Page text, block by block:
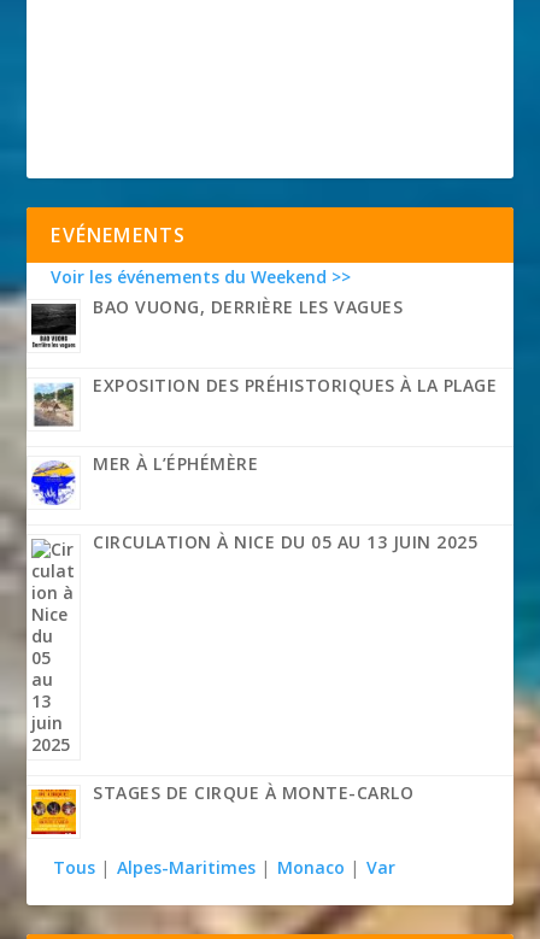
EVÉNEMENTS
Voir les événements du Weekend >>
BAO VUONG, DERRIÈRE LES VAGUES
EXPOSITION DES PRÉHISTORIQUES À LA PLAGE
MER À L’ÉPHÉMÈRE
CIRCULATION À NICE DU 05 AU 13 JUIN 2025
STAGES DE CIRQUE À MONTE-CARLO
Tous | Alpes-Maritimes | Monaco | Var